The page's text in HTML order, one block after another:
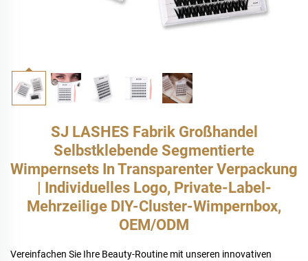
SJ LASHES Fabrik Großhandel
Selbstklebende Segmentierte
Wimpernsets In Transparenter Verpackung
| Individuelles Logo, Private-Label-
Mehrzeilige DIY-Cluster-Wimpernbox,
OEM/ODM
Vereinfachen Sie Ihre Beauty-Routine mit unseren innovativen